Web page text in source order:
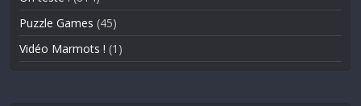
Puzzle Games (45)
Vidéo Marmots ! (1)